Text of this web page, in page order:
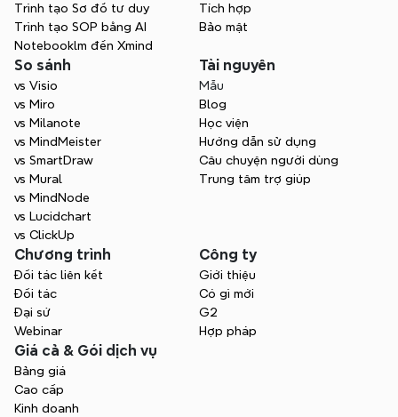
đồ của bạn.
Trình tạo Sơ đồ tư duy
Trình tạo SOP bằng AI
Notebooklm đến Xmind
Tích hợp
Bảo mật
So sánh
vs Visio
vs Miro
vs Milanote
vs MindMeister
vs SmartDraw
vs Mural
vs MindNode
vs Lucidchart
vs ClickUp
Tài nguyên
Mẫu
Blog
Học viện
Hướng dẫn sử dụng
Câu chuyện người dùng
Trung tâm trợ giúp
Chương trình
Đối tác liên kết
Đối tác
Đại sứ
Webinar
Công ty
Giới thiệu
Có gì mới
G2
Hợp pháp
Giá cả & Gói dịch vụ
Bảng giá
Cao cấp
Kinh doanh